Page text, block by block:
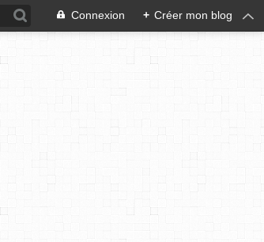
Connexion + Créer mon blog